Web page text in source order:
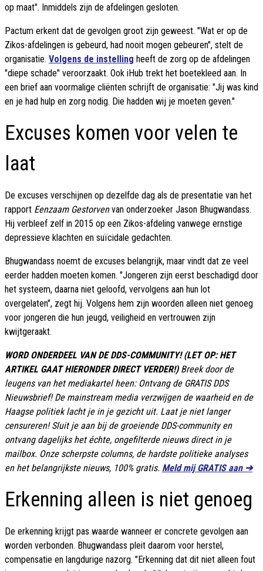
op maat". Inmiddels zijn de afdelingen gesloten.
Pactum erkent dat de gevolgen groot zijn geweest. "Wat er op de
Zikos-afdelingen is gebeurd, had nooit mogen gebeuren", stelt de
organisatie. Volgens de instelling heeft de zorg op de afdelingen
"diepe schade" veroorzaakt. Ook iHub trekt het boetekleed aan. In
een brief aan voormalige cliënten schrijft de organisatie: "Jij was kind
en je had hulp en zorg nodig. Die hadden wij je moeten geven."
Excuses komen voor velen te
laat
De excuses verschijnen op dezelfde dag als de presentatie van het
rapport Eenzaam Gestorvenvan onderzoeker Jason Bhugwandass.
Hij verbleef zelf in 2015 op een Zikos-afdeling vanwege ernstige
depressieve klachten en suïcidale gedachten.
Bhugwandass noemt de excuses belangrijk, maar vindt dat ze veel
eerder hadden moeten komen. "Jongeren zijn eerst beschadigd door
het systeem, daarna niet geloofd, vervolgens aan hun lot
overgelaten", zegt hij. Volgens hem zijn woorden alleen niet genoeg
voor jongeren die hun jeugd, veiligheid en vertrouwen zijn
kwijtgeraakt.
WORD ONDERDEEL VAN DE DDS-COMMUNITY! (LET OP: HET
ARTIKEL GAAT HIERONDER DIRECT VERDER!) Breek door de
leugens van het mediakartel heen: Ontvang de GRATIS DDS
Nieuwsbrief! De mainstream media verzwijgen de waarheid en de
Haagse politiek lacht je in je gezicht uit. Laat je niet langer
censureren! Sluit je aan bij de groeiende DDS-community en
ontvang dagelijks het échte, ongefilterde nieuws direct in je
mailbox. Onze scherpste columns, de hardste politieke analyses
en het belangrijkste nieuws, 100% gratis. Meld mij GRATIS aan ➔
Erkenning alleen is niet genoeg
De erkenning krijgt pas waarde wanneer er concrete gevolgen aan
worden verbonden. Bhugwandass pleit daarom voor herstel,
compensatie en langdurige nazorg. "Erkenning dat dit niet alleen fout